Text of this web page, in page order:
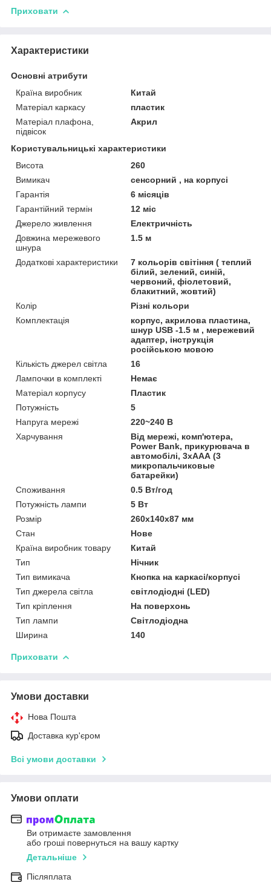
Приховати
Характеристики
Основні атрибути
Країна виробник
Китай
Матеріал каркасу
пластик
Матеріал плафона,
підвісок
Акрил
Користувальницькі характеристики
Висота
260
Вимикач
сенсорний , на корпусі
Гарантія
6 місяців
Гарантійний термін
12 міс
Джерело живлення
Електричність
Довжина мережевого
шнура
1.5 м
Додаткові характеристики
7 кольорів світіння ( теплий
білий, зелений, синій,
червоний, фіолетовий,
блакитний, жовтий)
Колір
Різні кольори
Комплектація
корпус, акрилова пластина,
шнур USB -1.5 м , мережевий
адаптер, інструкція
російською мовою
Кількість джерел світла
16
Лампочки в комплекті
Немає
Матеріал корпусу
Пластик
Потужність
5
Напруга мережі
220~240 В
Харчування
Від мережі, комп'ютера,
Power Bank, прикурювача в
автомобілі, 3хААА (3
микропальчиковые
батарейки)
Споживання
0.5 Вт/год
Потужність лампи
5 Вт
Розмір
260х140х87 мм
Стан
Нове
Країна виробник товару
Китай
Тип
Нічник
Тип вимикача
Кнопка на каркасі/корпусі
Тип джерела світла
світлодіодні (LED)
Тип кріплення
На поверхонь
Тип лампи
Світлодіодна
Ширина
140
Приховати
Умови доставки
Нова Пошта
Доставка кур'єром
Всі умови доставки
Умови оплати
Ви отримаєте замовлення
або гроші повернуться на вашу картку
Детальніше
Післяплата